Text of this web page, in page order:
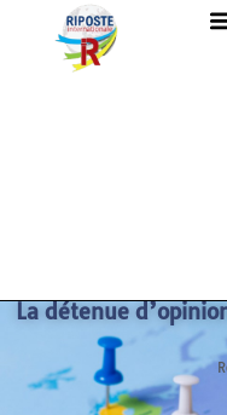
La détenue